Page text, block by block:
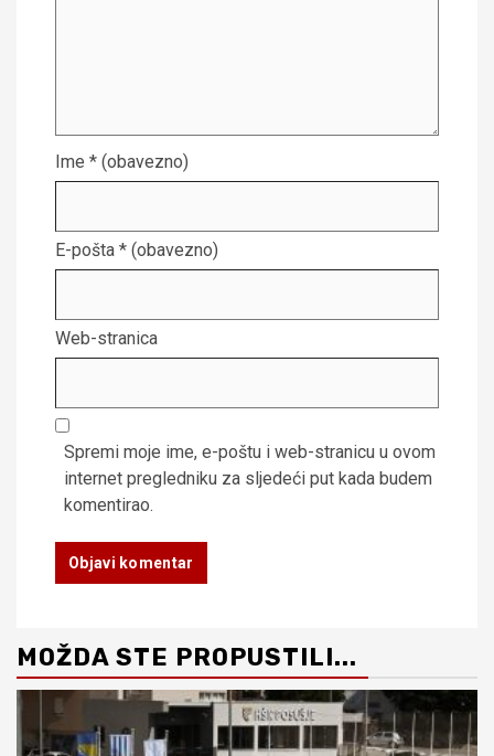
Ime * (obavezno)
E-pošta * (obavezno)
Web-stranica
Spremi moje ime, e-poštu i web-stranicu u ovom
internet pregledniku za sljedeći put kada budem
komentirao.
MOŽDA STE PROPUSTILI...